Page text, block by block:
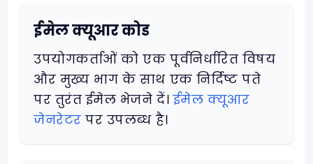
ईमेल क्यूआर कोड
उपयोगकर्ताओं को एक पूर्वनिर्धारित विषय
और मुख्य भाग के साथ एक निर्दिष्ट पते
पर तुरंत ईमेल भेजने दें।ईमेल क्यूआर
जेनरेटर पर उपलब्ध है।